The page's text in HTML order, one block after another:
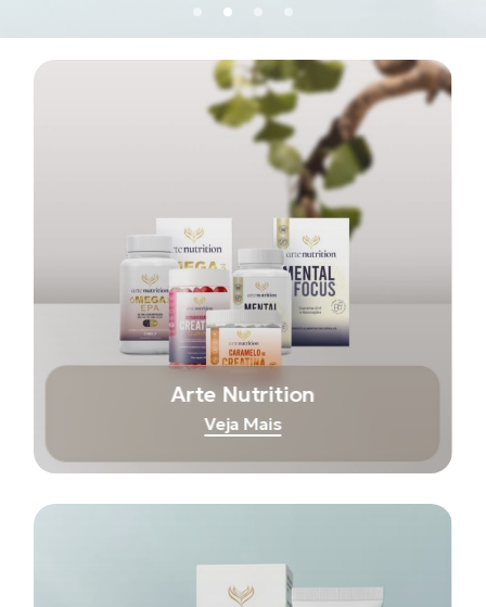
Arte Nutrition
Veja Mais